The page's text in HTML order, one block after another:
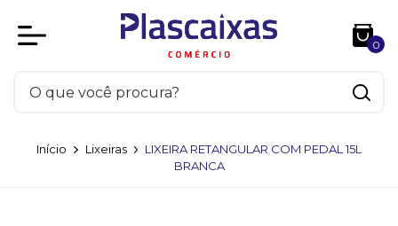
0
Início Lixeiras
LIXEIRA RETANGULAR COM PEDAL 15L
BRANCA